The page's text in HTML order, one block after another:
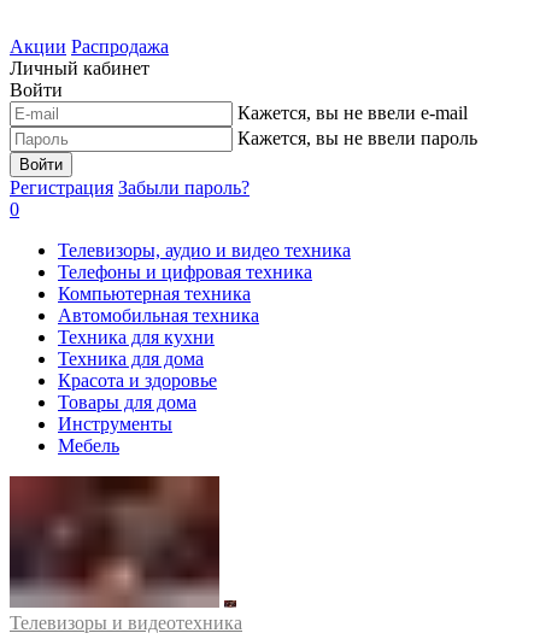
Акции Распродажа
Личный кабинет
Войти
Кажется, вы не ввели e-mail
Кажется, вы не ввели пароль
Войти
Регистрация Забыли пароль?
0
Телевизоры, аудио и видео техника
Телефоны и цифровая техника
Компьютерная техника
Автомобильная техника
Техника для кухни
Техника для дома
Красота и здоровье
Товары для дома
Инструменты
Мебель
Телевизоры и видеотехника